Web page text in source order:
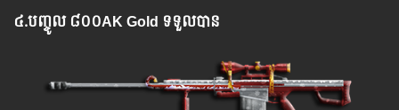
៤.​បញ្ចូល៨០០AK Gold ទទួលបាន